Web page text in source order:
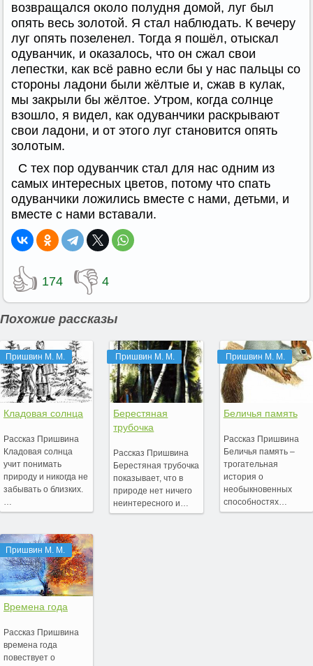
возвращался около полудня домой, луг был
опять весь золотой. Я стал наблюдать. К вечеру
луг опять позеленел. Тогда я пошёл, отыскал
одуванчик, и оказалось, что он сжал свои
лепестки, как всё равно если бы у нас пальцы со
стороны ладони были жёлтые и, сжав в кулак,
мы закрыли бы жёлтое. Утром, когда солнце
взошло, я видел, как одуванчики раскрывают
свои ладони, и от этого луг становится опять
золотым.
С тех пор одуванчик стал для нас одним из
самых интересных цветов, потому что спать
одуванчики ложились вместе с нами, детьми, и
вместе с нами вставали.
👍 174 👎 4
Похожие рассказы
Пришвин М. М.
Кладовая солнца
Рассказ Пришвина
Кладовая солнца
учит понимать
природу и никогда не
забывать о близких.
…
Пришвин М. М.
Времена года
Рассказ Пришвина
времена года
повествует о
Пришвин М. М.
Берестяная
трубочка
Рассказ Пришвина
Берестяная трубочка
показывает, что в
природе нет ничего
неинтересного и…
Пришвин М. М.
Беличья память
Рассказ Пришвина
Беличья память –
трогательная
история о
необыкновенных
способностях…